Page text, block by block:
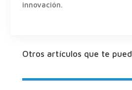
innovación.
Otros artículos que te